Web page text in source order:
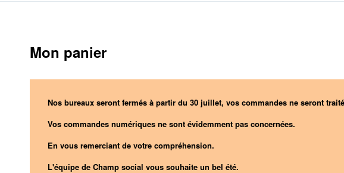
Mon panier
Nos bureaux seront fermés à partir du 30 juillet, vos commandes ne seront
Vos commandes numériques ne sont évidemment pas concernées.
En vous remerciant de votre compréhension.
L'équipe de Champ social vous souhaite un bel été.